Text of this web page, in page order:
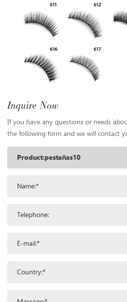
Inquire Now
If you have any questions or needs
the following form and we will contact